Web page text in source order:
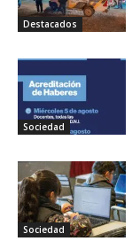
Destacados
Sociedad
Sociedad